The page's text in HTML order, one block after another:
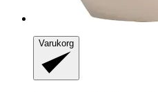
Varukorg